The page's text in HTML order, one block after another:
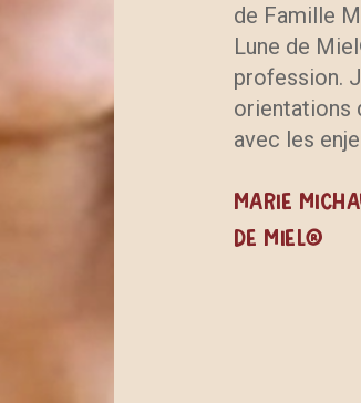
de Famille
Lune de
profession.
orientations
avec les
Marie
de Miel®